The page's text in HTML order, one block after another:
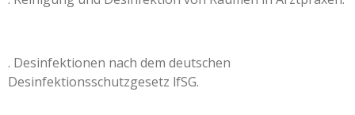
. Desinfektionen nach dem deutschen
Desinfektionsschutzgesetz lfSG.